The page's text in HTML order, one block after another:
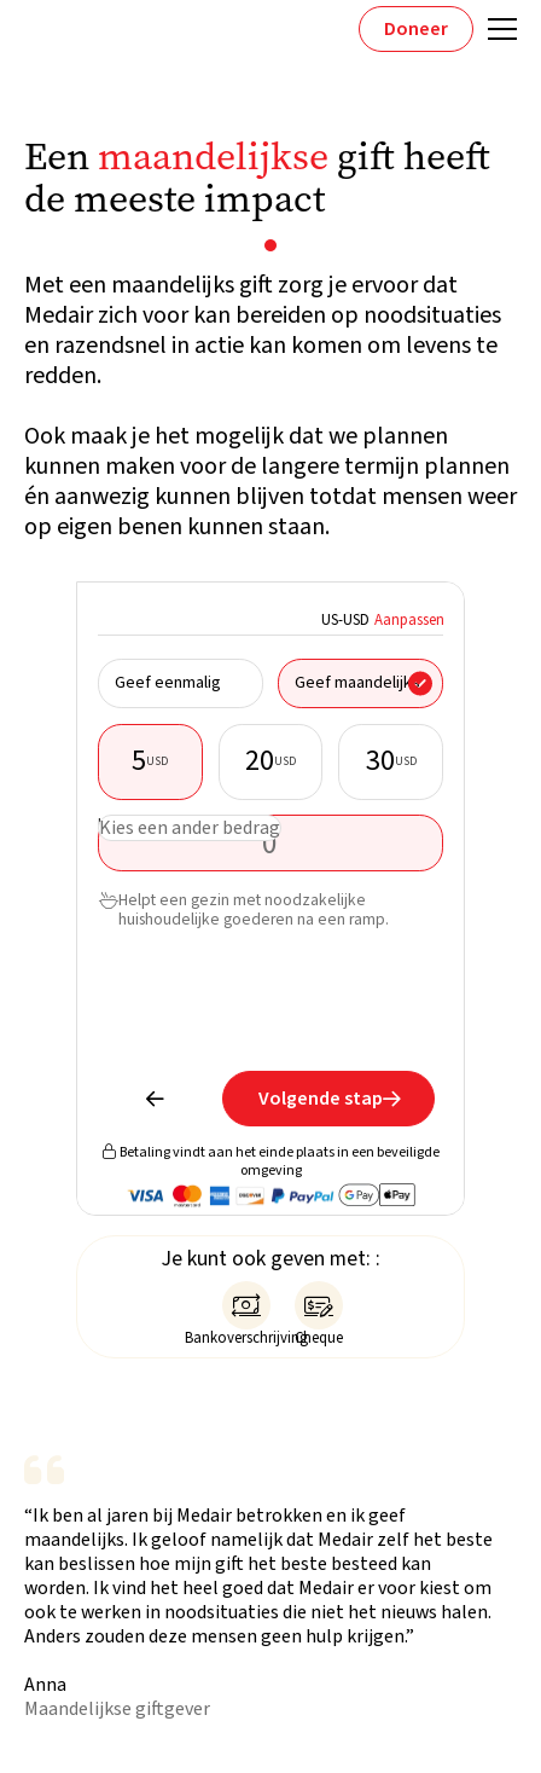
Doneer
Eenmaandelijkse gift heeft
de meeste impact
Met een maandelijks gift zorg je ervoor dat
Medair zich voor kan bereiden op noodsituaties
en razendsnel in actie kan komen om levens te
redden.
Ook maak je het mogelijk dat we plannen
kunnen maken voor de langere termijn plannen
én aanwezig kunnen blijven totdat mensen weer
op eigen benen kunnen staan.
US-USD Aanpassen
Geef eenmalig Geef maandelijks
5USD 20USD 30USD
Kies een ander bedrag
USD
Helpt een gezin met noodzakelijke
huishoudelijke goederen na een ramp.
 Volgende stap
 Betaling vindt aan het einde plaats in een beveiligde
omgeving
Je kunt ook geven met: :

Bankoverschrijving

Cheque
“Ik ben al jaren bij Medair betrokken en ik geef
maandelijks. Ik geloof namelijk dat Medair zelf het beste
kan beslissen hoe mijn gift het beste besteed kan
worden. Ik vind het heel goed dat Medair er voor kiest om
ook te werken in noodsituaties die niet het nieuws halen.
Anders zouden deze mensen geen hulp krijgen.”
Anna
Maandelijkse giftgever